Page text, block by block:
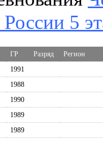
5
ГР Разряд
Регион
1991
1988
1990
1989
1989